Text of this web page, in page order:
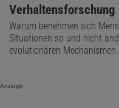
Verhaltensforschung
Warum benehmen sich
Situationen so und nicht
evolutionären Mechanismen
Anzeige